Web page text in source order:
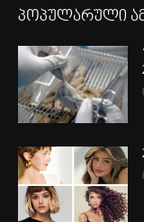
პოპულარული